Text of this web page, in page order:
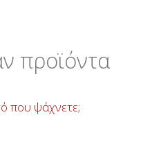
προϊόντα
που ψάχνετε;